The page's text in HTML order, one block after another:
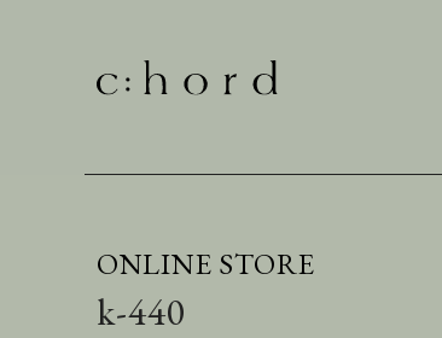
ONLINE STORE
k-440